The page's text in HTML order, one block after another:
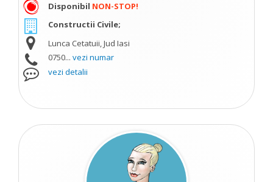
Disponibil NON-STOP!
Constructii Civile;
Lunca Cetatuii, Jud Iasi
0750... vezi numar
vezi detalii